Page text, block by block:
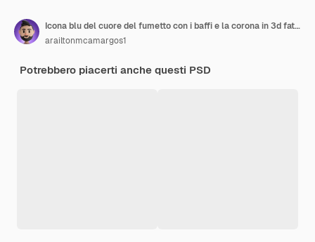
Icona blu del cuore del fumetto con i baffi e la corona in 3d father039s day con sfondo trasparente
arailtonmcamargos1
Potrebbero piacerti anche questi PSD